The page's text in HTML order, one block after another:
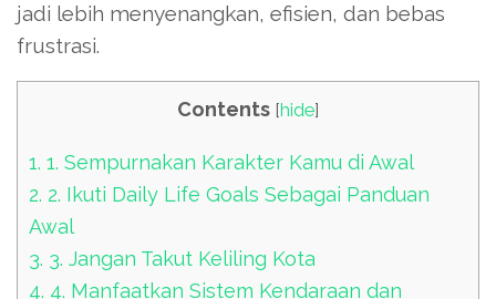
jadi lebih menyenangkan, efisien, dan bebas
frustrasi.
Contents [hide]
1. 1. Sempurnakan Karakter Kamu di Awal
2. 2. Ikuti Daily Life Goals Sebagai Panduan
Awal
3. 3. Jangan Takut Keliling Kota
4. 4. Manfaatkan Sistem Kendaraan dan